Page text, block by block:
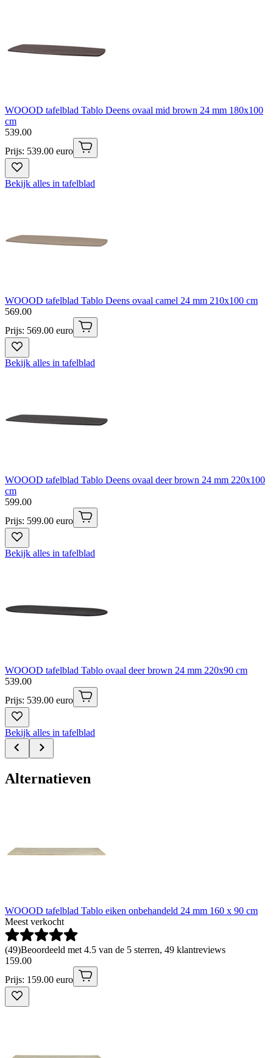
WOOOD tafelblad Tablo Deens ovaal mid brown 24 mm 180x100
cm
539.00
Prijs: 539.00 euro
Bekijk alles in tafelblad
WOOOD tafelblad Tablo Deens ovaal camel 24 mm 210x100 cm
569.00
Prijs: 569.00 euro
Bekijk alles in tafelblad
WOOOD tafelblad Tablo Deens ovaal deer brown 24 mm 220x100
cm
599.00
Prijs: 599.00 euro
Bekijk alles in tafelblad
WOOOD tafelblad Tablo ovaal deer brown 24 mm 220x90 cm
539.00
Prijs: 539.00 euro
Bekijk alles in tafelblad
Alternatieven
WOOOD tafelblad Tablo eiken onbehandeld 24 mm 160 x 90 cm
Meest verkocht
(49)Beoordeeld met 4.5 van de 5 sterren, 49 klantreviews
159.00
Prijs: 159.00 euro